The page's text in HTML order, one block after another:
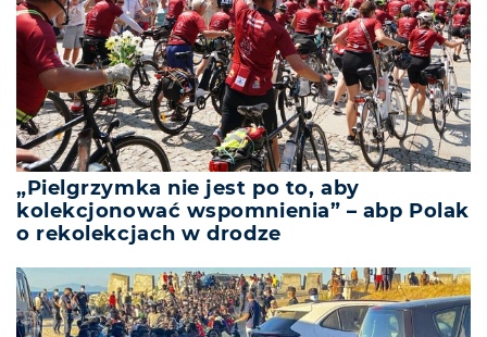
„Pielgrzymka nie jest po to, aby
kolekcjonować wspomnienia” – abp Polak
o rekolekcjach w drodze